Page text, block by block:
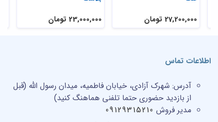
23,000,000 تومان 27,200,000 تومان
اطلاعات تماس
آدرس: شهرک آزادی، خیابان فاطمیه، میدان رسول الله (قبل
از بازدید حضوری حتما تلفنی هماهنگ کنید)
مدیر فروش 09129315210